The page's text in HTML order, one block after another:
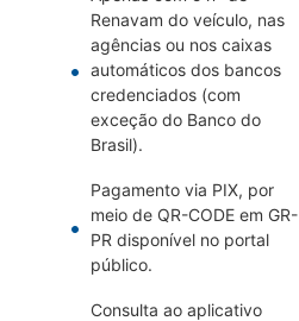
Renavam do veículo, nas
agências ou nos caixas
automáticos dos bancos
credenciados (com
exceção do Banco do
Brasil).
Pagamento via PIX, por
meio de QR-CODE em GR-
PR disponível no portal
público.
Consulta ao aplicativo